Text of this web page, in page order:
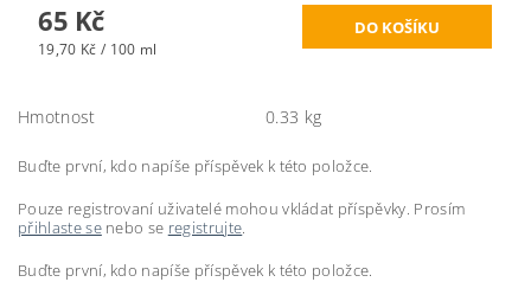
65 Kč
19,70 Kč / 100 ml
Hmotnost 0.33 kg
Buďte první, kdo napíše příspěvek k této položce.
Pouze registrovaní uživatelé mohou vkládat příspěvky. Prosím
přihlaste senebo se registrujte.
Buďte první, kdo napíše příspěvek k této položce.